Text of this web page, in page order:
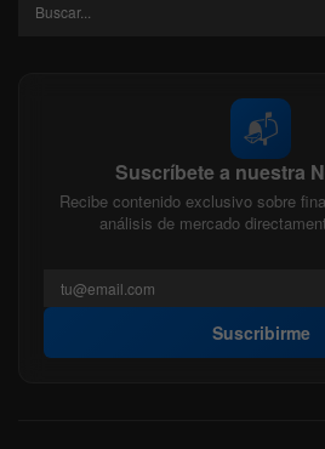
📬
Suscríbete a nuestra
Recibe contenido exclusivo sobre
análisis de mercado
Suscribirme